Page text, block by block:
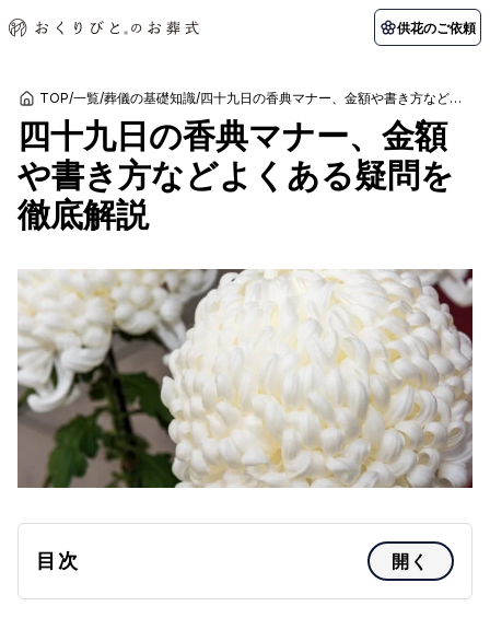
供花のご依頼
初めての方へ
初めての方へ 納棺の儀とは？
葬儀の流れ
アフターサポート
会社を知る
スタッフ一覧
会社概要 店舗用地募集
関東エリア
東京都
千葉県 神奈川県
北海道エリア
札幌市 函館市
お客様の声
ご葬儀事例 お客様の声
よくある質問
葬儀の知識
葬儀の知識 供花のご依頼
TOP/一覧/葬儀の基礎知識/ 四十九日の香典マナー、金額や書き方などよくある疑問を徹底解説
四十九日の香典マナー、金額
や書き方などよくある疑問を
徹底解説
目次 開く